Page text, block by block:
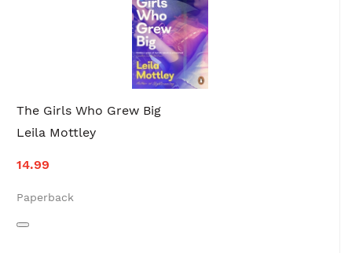
The Girls Who Grew Big
Leila Mottley
14.99
Paperback